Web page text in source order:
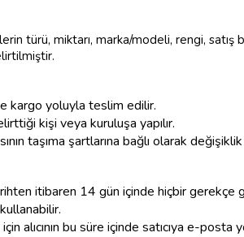
türü, miktarı, marka/modeli, rengi,
kargo yoluyla teslim edilir.
kişi veya kuruluşa yapılır.
taşıma şartlarına bağlı olarak
tarihten itibaren 14 gün içinde hiçbir
için alıcının bu süre içinde satıcıya e-